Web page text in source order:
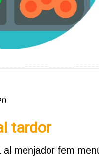
tardor
al menjador fem